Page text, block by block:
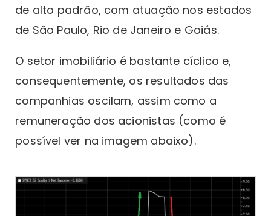
de alto padrão, com atuação nos estados
de São Paulo, Rio de Janeiro e Goiás.
O setor imobiliário é bastante cíclico e,
consequentemente, os resultados das
companhias oscilam, assim como a
remuneração dos acionistas (como é
possível ver na imagem abaixo).